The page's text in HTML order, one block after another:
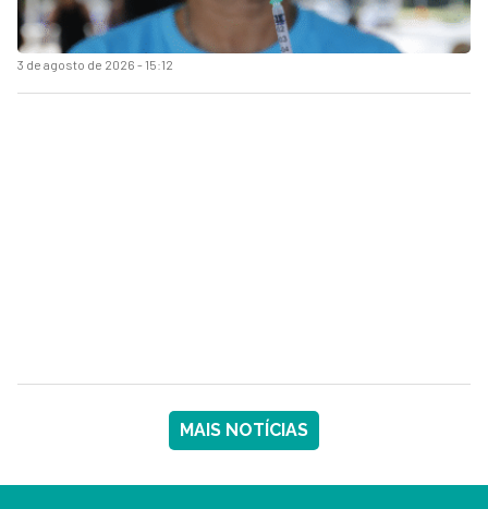
3 de agosto de 2026 - 15:12
MAIS NOTÍCIAS